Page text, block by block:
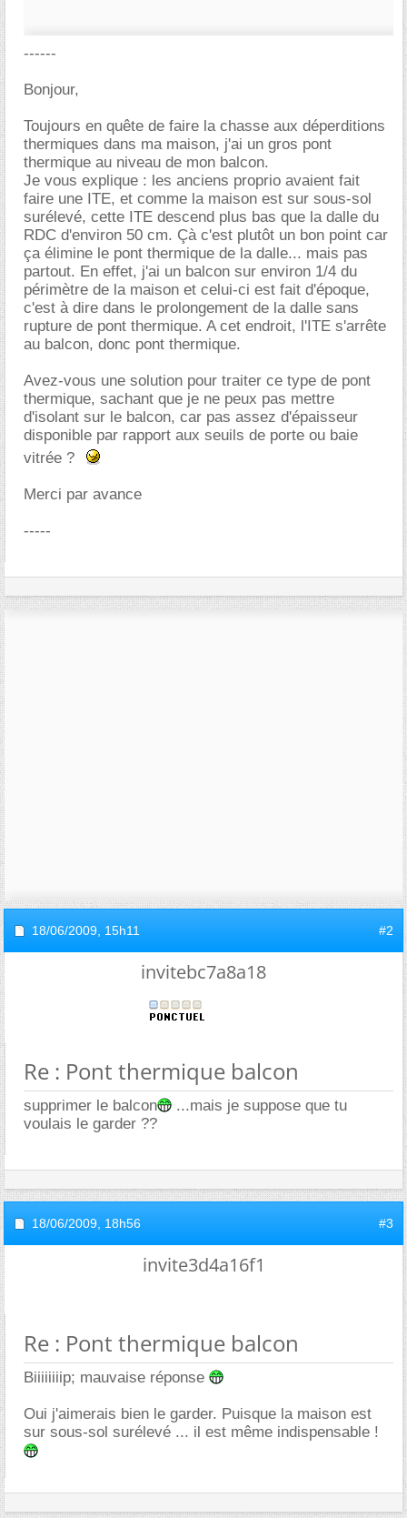
------
Bonjour,
Toujours en quête de faire la chasse aux déperditions
thermiques dans ma maison, j'ai un gros pont
thermique au niveau de mon balcon.
Je vous explique : les anciens proprio avaient fait
faire une ITE, et comme la maison est sur sous-sol
surélevé, cette ITE descend plus bas que la dalle du
RDC d'environ 50 cm. Çà c'est plutôt un bon point car
ça élimine le pont thermique de la dalle... mais pas
partout. En effet, j'ai un balcon sur environ 1/4 du
périmètre de la maison et celui-ci est fait d'époque,
c'est à dire dans le prolongement de la dalle sans
rupture de pont thermique. A cet endroit, l'ITE s'arrête
au balcon, donc pont thermique.
Avez-vous une solution pour traiter ce type de pont
thermique, sachant que je ne peux pas mettre
d'isolant sur le balcon, car pas assez d'épaisseur
disponible par rapport aux seuils de porte ou baie
vitrée ?
Merci par avance
-----
18/06/2009, 15h11 #2
invitebc7a8a18
Re : Pont thermique balcon
supprimer le balcon
...mais je suppose que tu
voulais le garder ??
18/06/2009, 18h56 #3
invite3d4a16f1
Re : Pont thermique balcon
Biiiiiiiip; mauvaise réponse
Oui j'aimerais bien le garder. Puisque la maison est
sur sous-sol surélevé ... il est même indispensable !